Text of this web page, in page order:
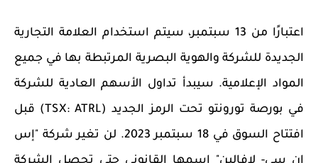
اعتبارًا من 13 سبتمبر، سيتم استخدام العلامة التجارية
الجديدة للشركة والهوية البصرية المرتبطة بها في جميع
المواد الإعلامية. سيبدأ تداول الأسهم العادية للشركة
في بورصة تورونتو تحت الرمز الجديد (TSX: ATRL ) قبل
افتتاح السوق في 18 سبتمبر 2023. لن تغير شركة "إس